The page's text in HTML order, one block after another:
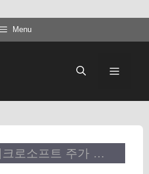
Menu
메
마이크로소프트 주가 전망, AI와 클라우드가 이끄는 성장동력